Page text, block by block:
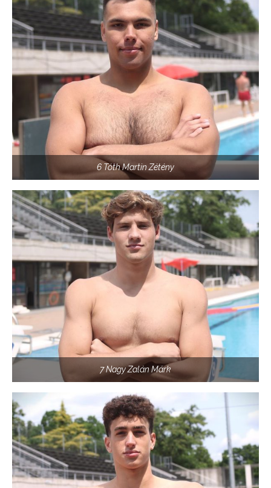
6 Tóth Martin Zétény
7 Nagy Zalán Márk